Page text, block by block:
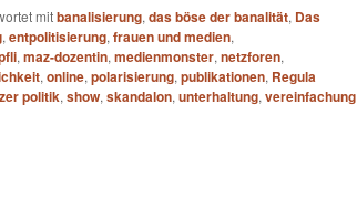
mitbanalisierung, das böse der banalität, Das
, entpolitisierung, frauen und medien,
, maz-dozentin, medienmonster, netzforen,
, online, polarisierung, publikationen, Regula
politik, show, skandalon, unterhaltung, vereinfachung